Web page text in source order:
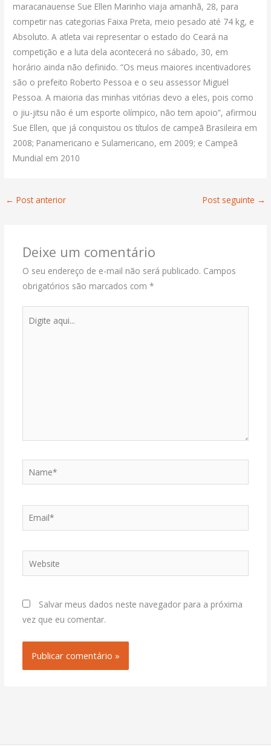
maracanauense Sue Ellen Marinho viaja amanhã, 28, para
competir nas categorias Faixa Preta, meio pesado até 74 kg, e
Absoluto. A atleta vai representar o estado do Ceará na
competição e a luta dela acontecerá no sábado, 30, em
horário ainda não definido. “Os meus maiores incentivadores
são o prefeito Roberto Pessoa e o seu assessor Miguel
Pessoa. A maioria das minhas vitórias devo a eles, pois como
o jiu-jitsu não é um esporte olímpico, não tem apoio”, afirmou
Sue Ellen, que já conquistou os títulos de campeã Brasileira em
2008; Panamericano e Sulamericano, em 2009; e Campeã
Mundial em 2010
← Post anterior Post seguinte →
Deixe um comentário
O seu endereço de e-mail não será publicado. Campos
obrigatórios são marcados com *
aqui...
Email*
Website
Salvar meus dados neste navegador para a próxima
vez que eu comentar.